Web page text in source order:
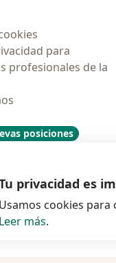
para
profesionales de la
posiciones
Polska
privacidad es
Usamos cookies
Leer más.